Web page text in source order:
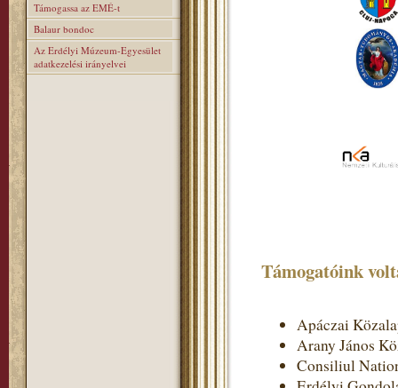
Támogassa az EMÉ-t
Balaur bondoc
Az Erdélyi Múzeum-Egyesület
adatkezelési irányelvei
Támogatóink
Apáczai
Arany János
Consiliul